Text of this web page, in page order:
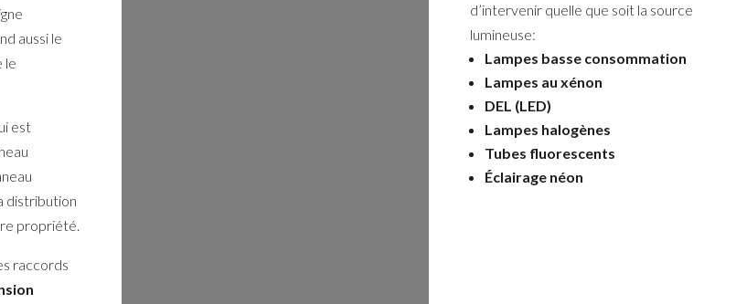
aussi le
le
est
distribution
propriété.
raccords
d’intervenir quelle que soit la source
lumineuse:
Lampes basse consommation
Lampes au xénon
DEL (LED)
Lampes halogènes
Tubes fluorescents
Éclairage néon